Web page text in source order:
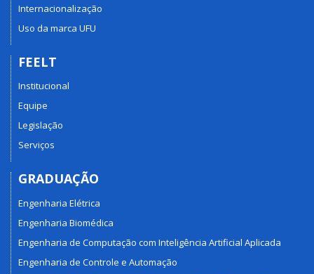
Internacionalização
Uso da marca UFU
FEELT
Institucional
Equipe
Legislação
Serviços
GRADUAÇÃO
Engenharia Elétrica
Engenharia Biomédica
Engenharia de Computação com Inteligência Artificial Aplicada
Engenharia de Controle e Automação